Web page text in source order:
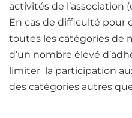
activités de l’association
En cas de difficulté pour
toutes les catégories de
d’un nombre élevé
limiter la participation
des catégories autres